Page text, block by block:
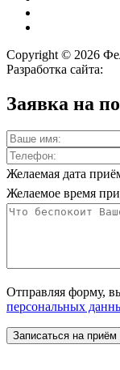
Copyright © 2026
Разработка сайта:
Заявка на
Желаемая дата
Желаемое время
Отправляя форму,
персональных